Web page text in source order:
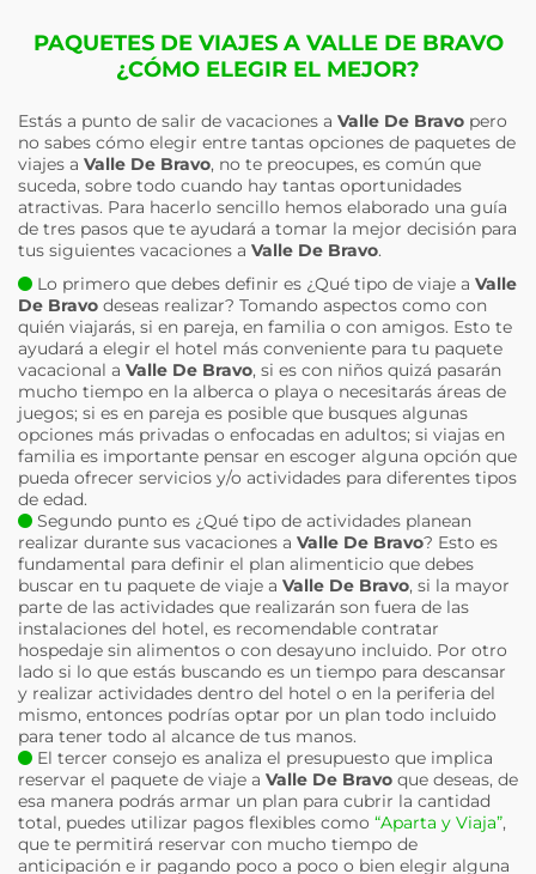
PAQUETES DE VIAJES A VALLE DE BRAVO
¿CÓMO ELEGIR EL MEJOR?
Estás a punto de salir de vacaciones a Valle De Bravo pero
no sabes cómo elegir entre tantas opciones de paquetes de
viajes a Valle De Bravo, no te preocupes, es común que
suceda, sobre todo cuando hay tantas oportunidades
atractivas. Para hacerlo sencillo hemos elaborado una guía
de tres pasos que te ayudará a tomar la mejor decisión para
tus siguientes vacaciones a Valle De Bravo.
Lo primero que debes definir es ¿Qué tipo de viaje a Valle
De Bravo deseas realizar? Tomando aspectos como con
quién viajarás, si en pareja, en familia o con amigos. Esto te
ayudará a elegir el hotel más conveniente para tu paquete
vacacional a Valle De Bravo, si es con niños quizá pasarán
mucho tiempo en la alberca o playa o necesitarás áreas de
juegos; si es en pareja es posible que busques algunas
opciones más privadas o enfocadas en adultos; si viajas en
familia es importante pensar en escoger alguna opción que
pueda ofrecer servicios y/o actividades para diferentes tipos
de edad.
Segundo punto es ¿Qué tipo de actividades planean
realizar durante sus vacaciones a Valle De Bravo? Esto es
fundamental para definir el plan alimenticio que debes
buscar en tu paquete de viaje a Valle De Bravo, si la mayor
parte de las actividades que realizarán son fuera de las
instalaciones del hotel, es recomendable contratar
hospedaje sin alimentos o con desayuno incluido. Por otro
lado si lo que estás buscando es un tiempo para descansar
y realizar actividades dentro del hotel o en la periferia del
mismo, entonces podrías optar por un plan todo incluido
para tener todo al alcance de tus manos.
El tercer consejo es analiza el presupuesto que implica
reservar el paquete de viaje a Valle De Bravo que deseas, de
esa manera podrás armar un plan para cubrir la cantidad
total, puedes utilizar pagos flexibles como “Aparta y Viaja”,
que te permitirá reservar con mucho tiempo de
anticipación e ir pagando poco a poco o bien elegir alguna